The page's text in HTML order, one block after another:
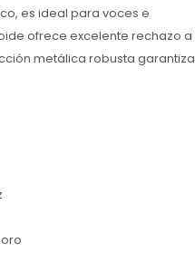
es ideal para voces e
ofrece excelente rechazo a
metálica robusta garantiza